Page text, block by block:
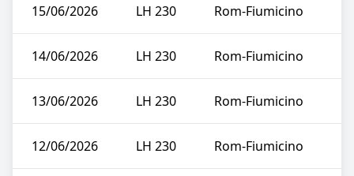
15/06/2026 LH 230 Rom-Fiumicino
14/06/2026 LH 230 Rom-Fiumicino
13/06/2026 LH 230 Rom-Fiumicino
12/06/2026 LH 230 Rom-Fiumicino